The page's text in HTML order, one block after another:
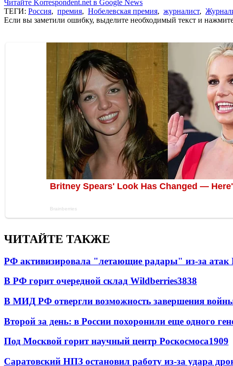
Читайте Korrespondent.net в Google News
ТЕГИ: Россия, премия, Нобелевская премия, журналист,
Если вы заметили ошибку, выделите необходимый текст и
ЧИТАЙТЕ ТАКЖЕ
РФ активизировала "летающие радары" из-за
В РФ горит очередной склад Wildberries3838
В МИД РФ отвергли возможность завершения
Второй за день: в России похоронили еще одного
Под Москвой горит научный центр Роскосмоса1909
Саратовский НПЗ остановил работу из-за удара